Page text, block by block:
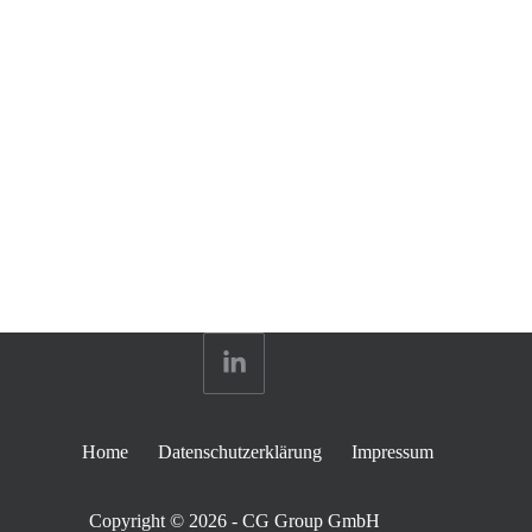
Home Datenschutzerklärung Impressum
Copyright © 2026 - CG Group GmbH